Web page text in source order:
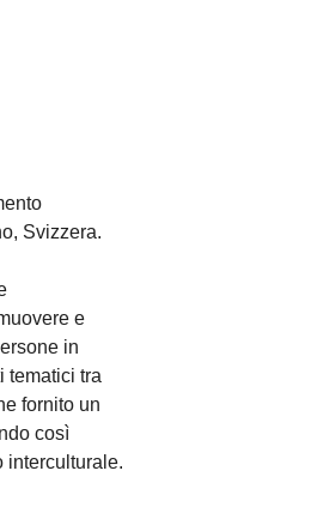
Svizzera.
e
in
tematici tra
fornito un
così
interculturale.